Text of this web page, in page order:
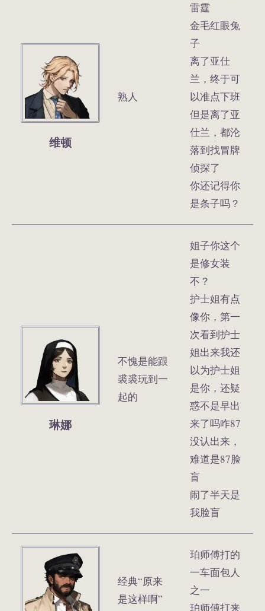
维顿
熟人
雷霆
金毛红眼兔
子
离了亚仕
兰，终于可
以准点下班
但是离了亚
仕兰，都沦
落到找冒牌
侦探了
你还记得你
是条子吗？
琳娜
不愧是能跟
裘裘玩到一
起的
姐子你这个
是修女装
不？
护士姐有点
像你，第一
次看到护士
姐出来我还
以为护士姐
是你，还疑
惑不是早出
来了吗咋87
没认出来，
难道是87脸
盲
闹了半天是
我脸盲
经典“原来
是这样啊”
珀师傅打的
一车面包人
之一
珀师傅打来